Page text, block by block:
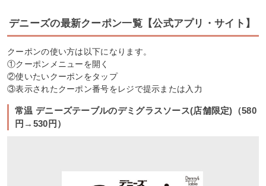
デニーズの最新クーポン一覧【公式アプリ・サイト】
クーポンの使い方は以下になります。
①クーポンメニューを開く
②使いたいクーポンをタップ
③表示されたクーポン番号をレジで提示または入力
常温 デニーズテーブルのデミグラスソース(店舗限定)（580
円→530円）